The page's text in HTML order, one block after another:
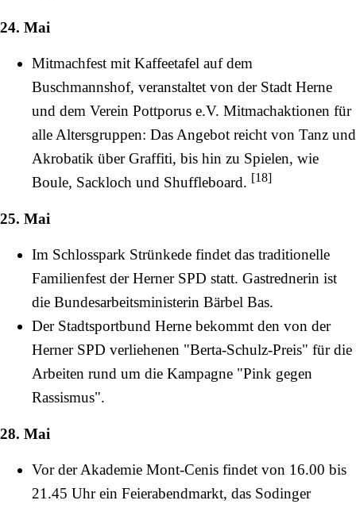
24. Mai
Mitmachfest mit Kaffeetafel auf dem
Buschmannshof, veranstaltet von der Stadt Herne
und dem Verein Pottporus e.V. Mitmachaktionen für
alle Altersgruppen: Das Angebot reicht von Tanz und
Akrobatik über Graffiti, bis hin zu Spielen, wie
Boule, Sackloch und Shuffleboard. [18]
25. Mai
Im Schlosspark Strünkede findet das traditionelle
Familienfest der Herner SPD statt. Gastrednerin ist
die Bundesarbeitsministerin Bärbel Bas.
Der Stadtsportbund Herne bekommt den von der
Herner SPD verliehenen "Berta-Schulz-Preis" für die
Arbeiten rund um die Kampagne "Pink gegen
Rassismus".
28. Mai
Vor derAkademie Mont-Cenis findet von 16.00 bis
21.45 Uhr ein Feierabendmarkt, das Sodinger